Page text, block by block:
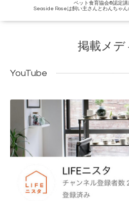
ペット食育協会®︎認定講
Seaside Roseは飼い主さんとわんちゃん
掲載メデ
YouTube